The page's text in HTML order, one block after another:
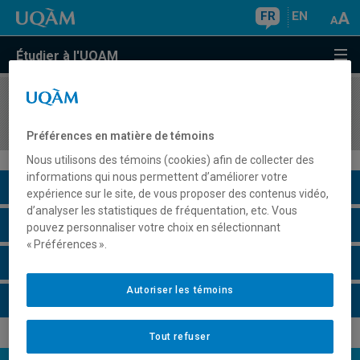
FR EN
Étudier à l'UQAM
COURS//
Description du cours
Horaire - Été 2026
Préférences en matière de témoins
Nous utilisons des témoins (cookies) afin de collecter des
informations qui nous permettent d’améliorer votre
expérience sur le site, de vous proposer des contenus vidéo,
d’analyser les statistiques de fréquentation, etc. Vous
pouvez personnaliser votre choix en sélectionnant
« Préférences ».
Tout refuser
Autoriser les témoins